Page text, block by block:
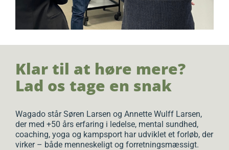
Klar til at høre mere?
Lad os tage en snak
Wagado står Søren Larsen og Annette Wulff Larsen,
der med +50 års erfaring i ledelse, mental sundhed,
coaching, yoga og kampsport har udviklet et forløb, der
virker – både menneskeligt og forretningsmæssigt.